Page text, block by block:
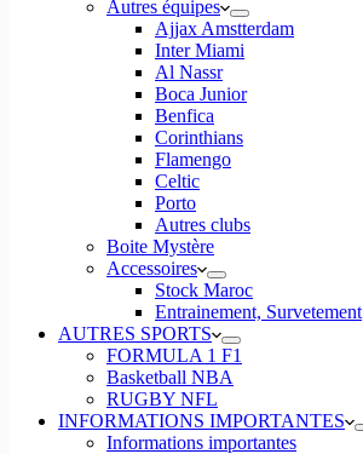
Autres équipes
Ajjax Amstterdam
Inter Miami
Al Nassr
Boca Junior
Benfica
Corinthians
Flamengo
Celtic
Porto
Autres clubs
Boite Mystère
Accessoires
Stock Maroc
Entrainement, Survetement
AUTRES SPORTS
FORMULA 1 F1
Basketball NBA
RUGBY NFL
INFORMATIONS IMPORTANTES
Informations importantes